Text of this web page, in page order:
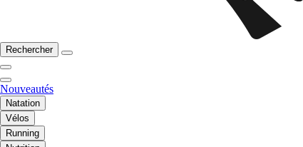
Rechercher
Nouveautés
Natation
Vélos
Running